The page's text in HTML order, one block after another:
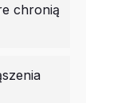
chronią